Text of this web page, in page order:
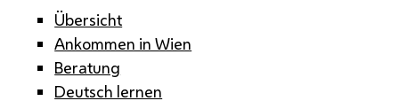
Übersicht
Ankommen in Wien
Beratung
Deutsch lernen